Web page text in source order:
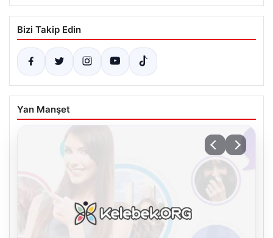
Bizi Takip Edin
Yan Manşet